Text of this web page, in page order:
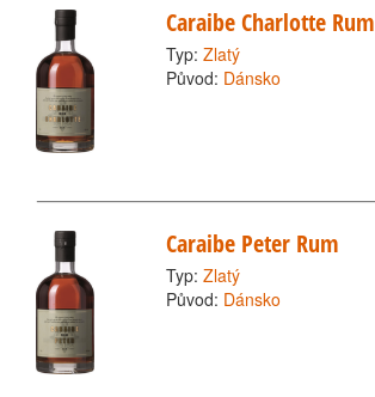
Caraibe Charlotte Rum
Typ: Zlatý
Původ: Dánsko
Caraibe Peter Rum
Typ: Zlatý
Původ: Dánsko